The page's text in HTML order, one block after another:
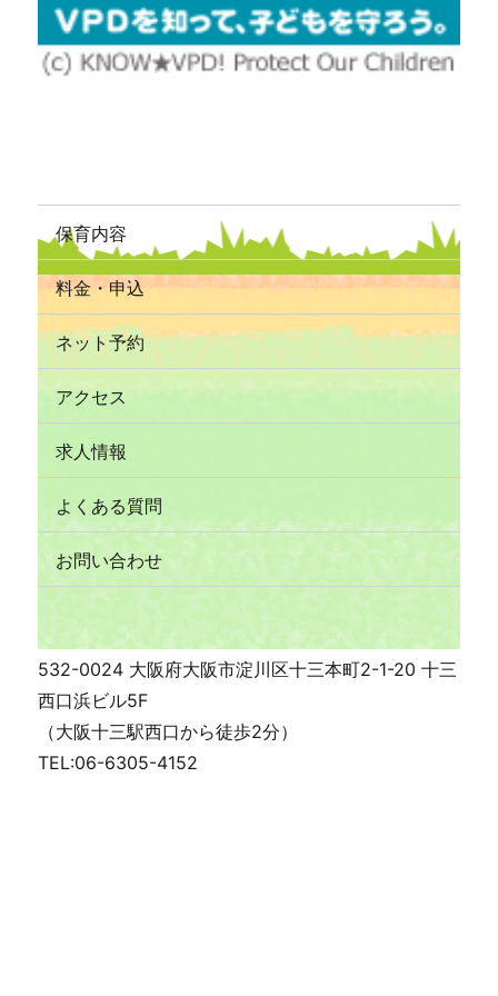
保育内容
料金・申込
ネット予約
アクセス
求人情報
よくある質問
お問い合わせ
532-0024 大阪府大阪市淀川区十三本町2-1-20 十三
西口浜ビル5F
（大阪十三駅西口から徒歩2分）
TEL:06-6305-4152